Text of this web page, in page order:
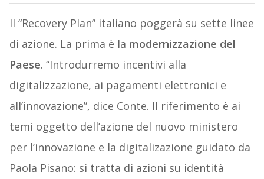
Il “Recovery Plan” italiano poggerà su sette linee
di azione. La prima è la modernizzazione del
Paese. “Introdurremo incentivi alla
digitalizzazione, ai pagamenti elettronici e
all’innovazione”, dice Conte. Il riferimento è ai
temi oggetto dell’azione del nuovo ministero
per l’innovazione e la digitalizazione guidato da
Paola Pisano: si tratta di azioni su identità